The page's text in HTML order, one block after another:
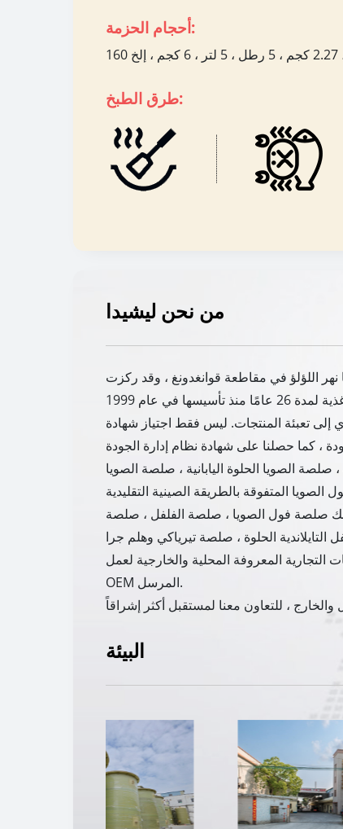
أحجام الحزمة:
طرق الطبخ:
من نحن ليشيدا
نهر اللؤلؤ في مقاطعة قوانغدونغ ، وقد ركزت
التقليدي إلى تعبئة المنتجات. ليس فقط اجتياز شهادة
الصويا الحلوة اليابانية ، صلصة الصويا
ذلك صلصة فول الصويا ، صلصة الفلفل ، صلصة
التجارية المعروفة المحلية والخارجية لعمل
OEM المرسل.
البيئة